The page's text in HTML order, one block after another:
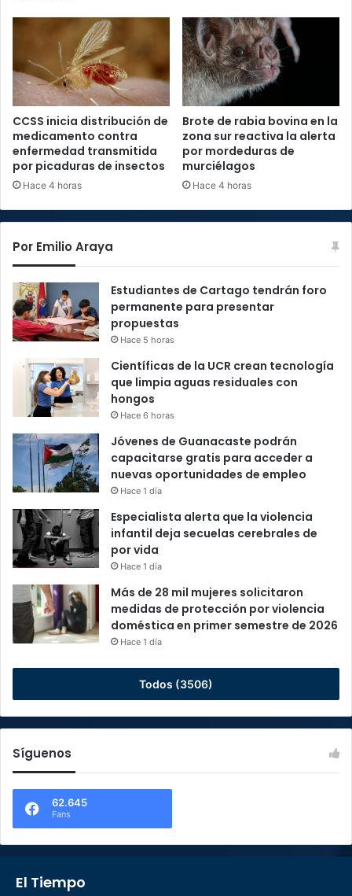
CCSS inicia distribución de
medicamento contra
enfermedad transmitida
por picaduras de insectos
Hace 4 horas
Brote de rabia bovina en la
zona sur reactiva la alerta
por mordeduras de
murciélagos
Hace 4 horas
Por Emilio Araya
Estudiantes de Cartago tendrán foro
permanente para presentar
propuestas
Hace 5 horas
Científicas de la UCR crean tecnología
que limpia aguas residuales con
hongos
Hace 6 horas
Jóvenes de Guanacaste podrán
capacitarse gratis para acceder a
nuevas oportunidades de empleo
Hace 1 día
Especialista alerta que la violencia
infantil deja secuelas cerebrales de
por vida
Hace 1 día
Más de 28 mil mujeres solicitaron
medidas de protección por violencia
doméstica en primer semestre de 2026
Hace 1 día
Todos (3506)
Síguenos
62.645
Fans
El Tiempo